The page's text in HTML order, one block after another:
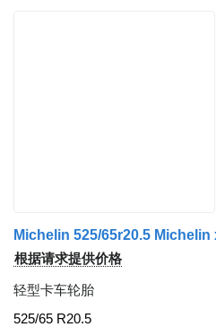
Michelin 525/65r20.5 Michelin
根据请求提供价格
轻型卡车轮胎
525/65 R20.5